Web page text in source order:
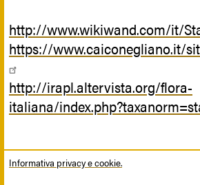
http://www.wikiwand.com/it/
https://www.caiconegliano.it/
http://irapl.altervista.org/flora-
italiana/
Informativa privacy e cookie.